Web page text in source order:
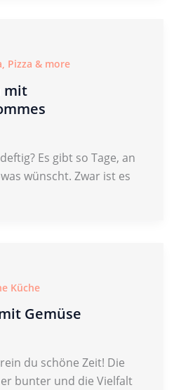
Pizza & more
mit
Es gibt so Tage, an
wünscht. Zwar ist es
Küche
Gemüse
du schöne Zeit! Die
bunter und die Vielfalt